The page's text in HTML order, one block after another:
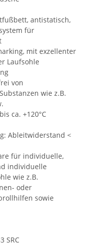
antistatisch,
für
mit exzellenter
Laufsohle
von
wie z.B.
ca. +120°C
Ableitwiderstand <
für individuelle,
individuelle
wie z.B.
oder
sowie
SRC